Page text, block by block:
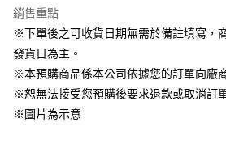
運送方式
全家取貨付款
每筆NT$65，滿NT$1,300(含以上)免運費
付款後全家取貨
每筆NT$65，滿NT$1,300(含以上)免運費
銷售重點
※下單後之可收貨日期無需於備註填寫，
發貨日為主。
※本預購商品係本公司依據您的訂單向廠
※恕無法接受您預購後要求退款或取消訂
※圖片為示意